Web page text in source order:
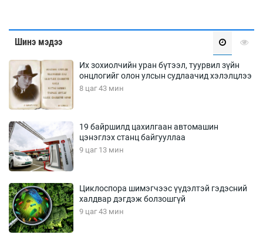
Шинэ мэдээ
Их зохиолчийн уран бүтээл, туурвил зүйн
онцлогийг олон улсын судлаачид хэлэлцлээ
8 цаг 43 мин
19 байршилд цахилгаан автомашин
цэнэглэх станц байгууллаа
9 цаг 13 мин
Циклоспора шимэгчээс үүдэлтэй гэдэсний
халдвар дэгдэж болзошгүй
9 цаг 43 мин